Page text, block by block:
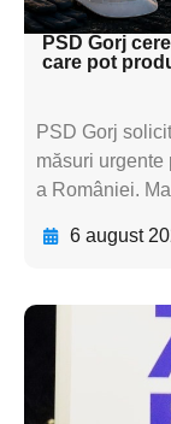
PSD Gorj
care pot
PSD Gorj
măsuri urgente
a României.
6 august